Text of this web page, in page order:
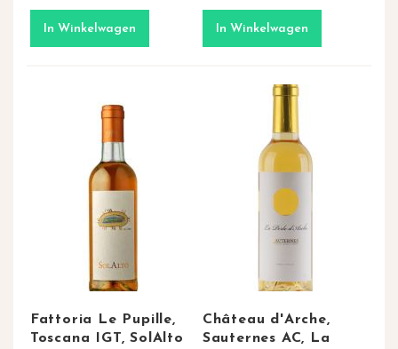
In Winkelwagen In Winkelwagen
Fattoria Le Pupille,
Toscana IGT, SolAlto
Château d'Arche,
Sauternes AC, La